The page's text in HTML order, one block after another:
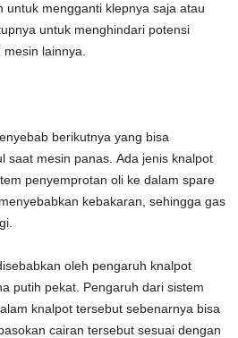
untuk mengganti klepnya saja atau
untuk menghindari potensi
lainnya.
berikutnya yang bisa
saat mesin panas. Ada jenis knalpot
penyemprotan oli ke dalam spare
kebakaran, sehingga gas
oleh pengaruh knalpot
putih pekat. Pengaruh dari sistem
knalpot tersebut sebenarnya bisa
cairan tersebut sesuai dengan